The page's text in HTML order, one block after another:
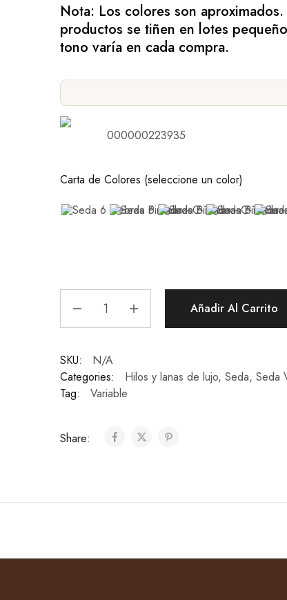
Nota: Los colores son
productos se tiñen en lotes
tono varía en cada compra.
000000223935
Carta de Colores (seleccione un color)
Añadir Al Carrito
SKU:
N/A
Categories:
Hilos y lanas de lujo, Seda, Seda
Tag:
Variable
Share: